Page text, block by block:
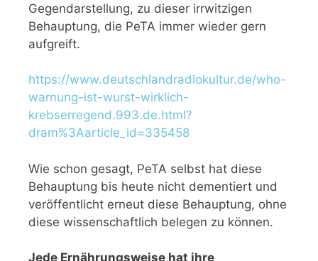
Gegendarstellung, zu dieser irrwitzigen
Behauptung, die PeTA immer wieder gern
aufgreift.
https://www.deutschlandradiokultur.de/who-
warnung-ist-wurst-wirklich-
krebserregend.993.de.html?
dram%3Aarticle_id=335458
Wie schon gesagt, PeTA selbst hat diese
Behauptung bis heute nicht dementiert und
veröffentlicht erneut diese Behauptung, ohne
diese wissenschaftlich belegen zu können.
Jede Ernährungsweise hat ihre